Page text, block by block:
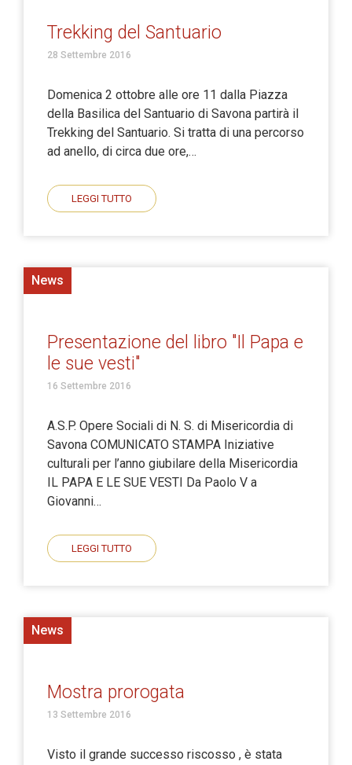
Trekking del Santuario
28 Settembre 2016
Domenica 2 ottobre alle ore 11 dalla Piazza
della Basilica del Santuario di Savona partirà il
Trekking del Santuario. Si tratta di una percorso
ad anello, di circa due ore,…
LEGGI TUTTO
News
Presentazione del libro "Il Papa e
le sue vesti"
16 Settembre 2016
A.S.P. Opere Sociali di N. S. di Misericordia di
Savona COMUNICATO STAMPA Iniziative
culturali per l’anno giubilare della Misericordia
IL PAPA E LE SUE VESTI Da Paolo V a
Giovanni…
LEGGI TUTTO
News
Mostra prorogata
13 Settembre 2016
Visto il grande successo riscosso , è stata